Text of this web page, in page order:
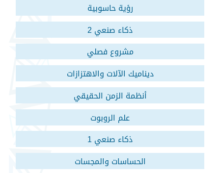
رؤية حاسوبية
ذكاء صنعي 2
مشروع فصلي
ديناميك الآلات والاهتزازات
أنظمة الزمن الحقيقي
علم الروبوت
ذكاء صنعي 1
الحساسات والمجسات